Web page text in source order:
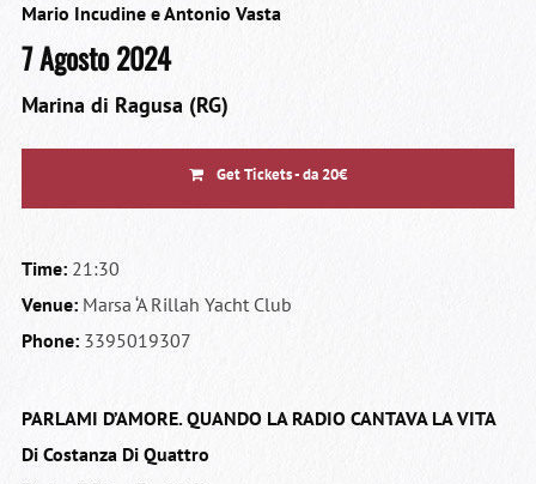
Mario Incudine e Antonio Vasta
7 Agosto 2024
Marina di Ragusa (RG)
Get Tickets - da 20€
Time:21:30
Venue:Marsa ‘A Rillah Yacht Club
Phone:3395019307
PARLAMI D’AMORE. QUANDO LA RADIO CANTAVA LA VITA
Di Costanza Di Quattro